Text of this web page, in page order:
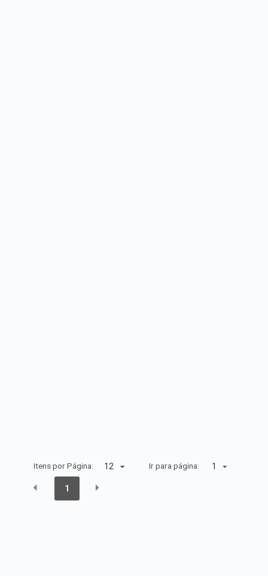
Itens por Página: Ir para página: 1
1